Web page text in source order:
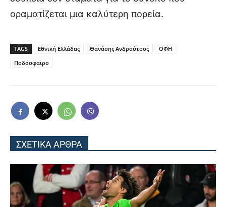
οραματίζεται μια καλύτερη πορεία.
TAGS Εθνική Ελλάδας Θανάσης Ανδρούτσος
ΟΦΗ
Ποδόσφαιρο
ΣΧΕΤΙΚΑ ΑΡΘΡΑ